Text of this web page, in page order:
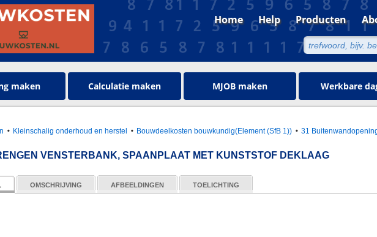
Home Help Producten
maken Calculatie maken MJOB maken Werkbare
Kleinschalig onderhoud en herstel Bouwdeelkosten bouwkundig(Element (SfB 1)) 31
VENSTERBANK, SPAANPLAAT MET KUNSTSTOF DEKLAAG
OMSCHRIJVING AFBEELDINGEN
TOELICHTING